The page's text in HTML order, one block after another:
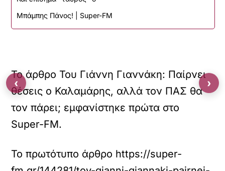
Μπάμπης Πάνος! | Super-FM
Το άρθρο Του Γιάννη Γιαννάκη: Παίρνει
θέσεις ο Καλαμάρης, αλλά τον ΠΑΣ θα
τον πάρει; εμφανίστηκε πρώτα στο
Super-FM.
Το πρωτότυπο άρθρο https://super-
‹ ›